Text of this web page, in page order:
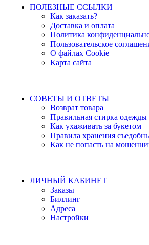
ПОЛЕЗНЫЕ ССЫЛКИ
Как заказать?
Доставка и оплата
Политика
Пользовательское
О файлах Cookie
Карта сайта
СОВЕТЫ И ОТВЕТЫ
Возврат товара
Правильная стирка одежды
Как ухаживать за букетом
Правила хранения
Как не попасть на
ЛИЧНЫЙ КАБИНЕТ
Заказы
Биллинг
Адреса
Настройки